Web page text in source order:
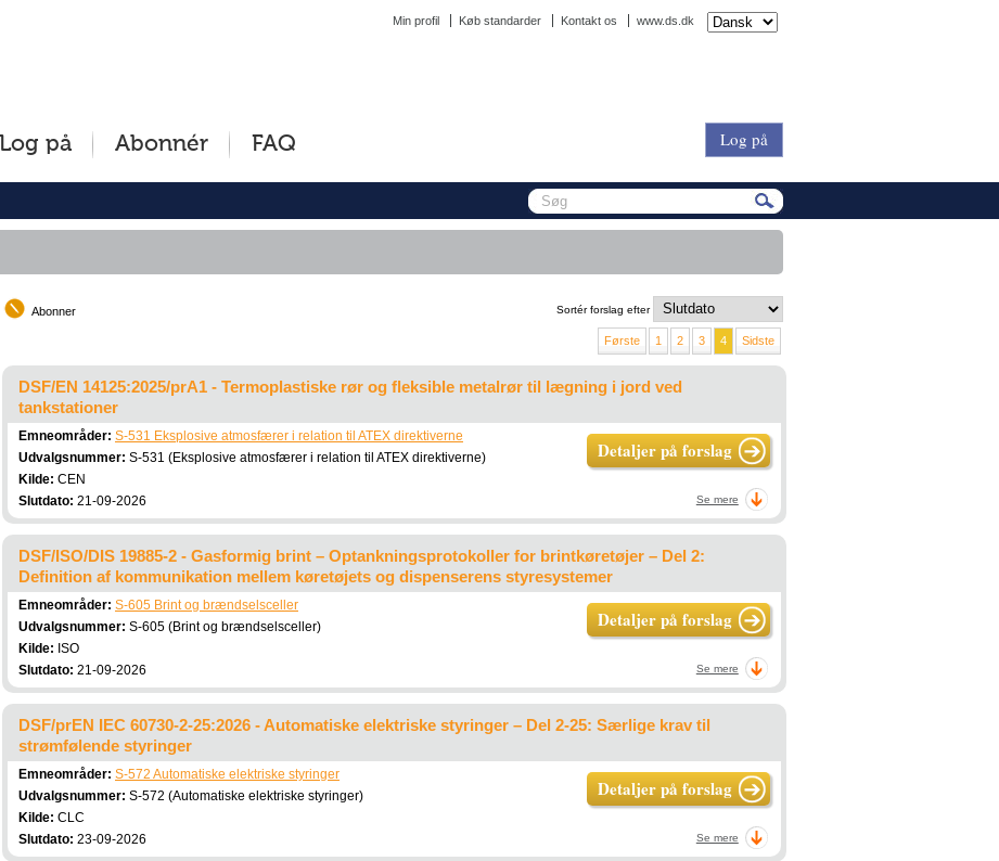
Min profil Køb standarder Kontakt os www.ds.dk
Log på Abonnér FAQ Log på
Sortér forslag efter
Abonner
Første 1 2 3 4 Sidste
DSF/EN 14125:2025/prA1 - Termoplastiske rør og fleksible metalrør til lægning i jord ved
tankstationer
Emneområder: S-531 Eksplosive atmosfærer i relation til ATEX direktiverne
Udvalgsnummer: S-531 (Eksplosive atmosfærer i relation til ATEX direktiverne)
Kilde: CEN
Slutdato: 21-09-2026
Detaljer på forslag
Se mere
DSF/ISO/DIS 19885-2 - Gasformig brint – Optankningsprotokoller for brintkøretøjer – Del 2:
Definition af kommunikation mellem køretøjets og dispenserens styresystemer
Emneområder: S-605 Brint og brændselsceller
Udvalgsnummer: S-605 (Brint og brændselsceller)
Kilde: ISO
Slutdato: 21-09-2026
Detaljer på forslag
Se mere
DSF/prEN IEC 60730-2-25:2026 - Automatiske elektriske styringer – Del 2-25: Særlige krav til
strømfølende styringer
Emneområder: S-572 Automatiske elektriske styringer
Udvalgsnummer: S-572 (Automatiske elektriske styringer)
Kilde: CLC
Slutdato: 23-09-2026
Detaljer på forslag
Se mere